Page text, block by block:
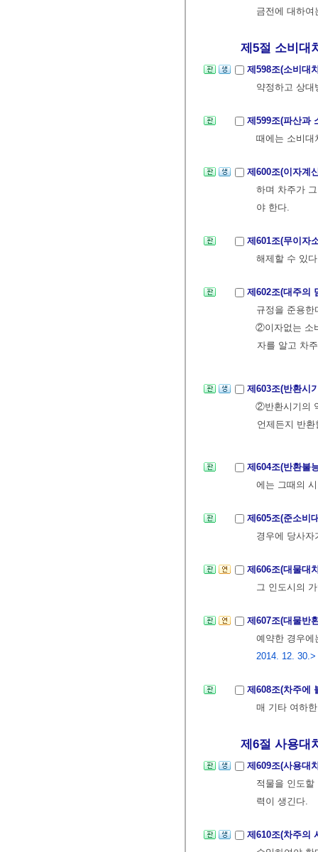
금전에 대하
제5절 소비대
제598조(소비대
약정하고 상
제599조(파산과
때에는 소비대
제600조(이자계
하며 차주가
야 한다.
제601조(무이자
해제할 수 있
제602조(대주의
규정을 준용한
②이자없는 소
자를 알고 차
제603조(반환시
②반환시기의
언제든지 반
제604조(반환불
에는 그때의
제605조(준소비
경우에 당사
제606조(대물대
그 인도시의
제607조(대물반
예약한 경우
2014. 12. 30.>
제608조(차주에
매 기타 여하
제6절 사용대
제609조(사용대
적물을 인도
력이 생긴다.
제610조(차주의